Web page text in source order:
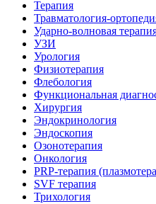
Терапия
Травматология-
Ударно-волновая
УЗИ
Урология
Физиотерапия
Флебология
Функциональная
Хирургия
Эндокринология
Эндоскопия
Озонотерапия
Онкология
PRP-терапия
SVF терапия
Трихология